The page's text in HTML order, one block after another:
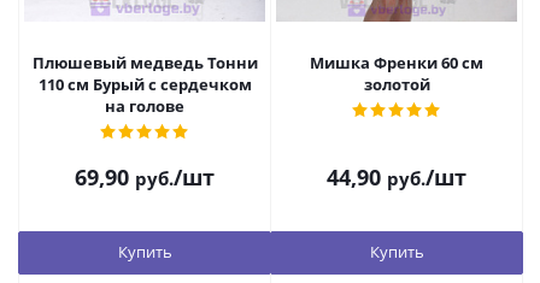
Плюшевый медведь Тонни
110 см Бурый с сердечком
на голове
69,90 руб./шт
Купить
Мишка Френки 60 см
золотой
44,90 руб./шт
Купить